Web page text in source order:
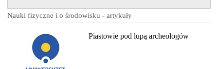
Nauki fizyczne i o środowisku - artykuły
Piastowie pod lupą archeologów